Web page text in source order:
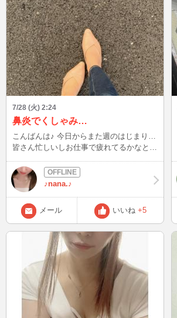
7/28 (火) 2:24
鼻炎でくしゃみ…
こんばんは♪ 今日からまた週のはじまり…
皆さん忙しいしお仕事で疲れてるかなと思
会いにきてくれた方々ありがとうございま
した（涙） 鼻炎により、鼻がぐずぐずな
瞬間があり、すみません（涙） 明日のロ
グイン予定↓ ２８日（火）23時頃〜 良
かったらお声がけください(*´∇｀*) お待ち
しています＾＾ おやすみなさい！ nana
♪nana.♪
メール いいね +5